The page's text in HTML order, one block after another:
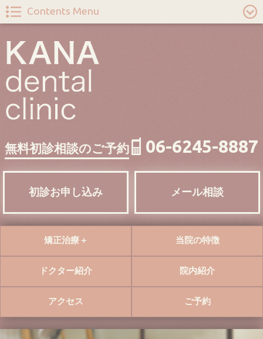
Contents Menu
無料初診相談のご予約 06-6245-8887
初診お申し込み メール相談
矯正治療＋ 当院の特徴
ドクター紹介 院内紹介
アクセス ご予約